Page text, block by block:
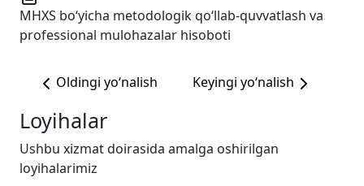
MHXS bo‘yicha metodologik qo‘llab-quvvatlash va
professional mulohazalar hisoboti
Oldingi yo‘nalish Keyingi yo‘nalish
Loyihalar
Ushbu xizmat doirasida amalga oshirilgan
loyihalarimiz